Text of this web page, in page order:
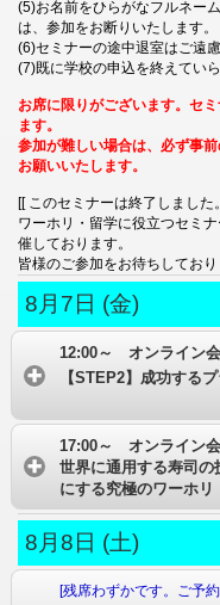
(5)お名前をひらがなフルネー
は、参加をお断りいたします。
(6)セミナーの途中退室はご遠慮
(7)既に学校の申込を終えてい
お席に限りがございます。セ
ます。
参加が難しい場合は、必ず事
お願いいたします。
[[ このセミナーは終了しました
ワーホリ・留学に役立つセミ
催しております。
皆様のご参加をお待ちしており
8月7日 (金)
12:00～ オンライン
【STEP2】成功する
17:00～ オンライン
世界に通用する寿司
にする究極のワーホリ
8月8日 (土)
[残席わずかです。ご予